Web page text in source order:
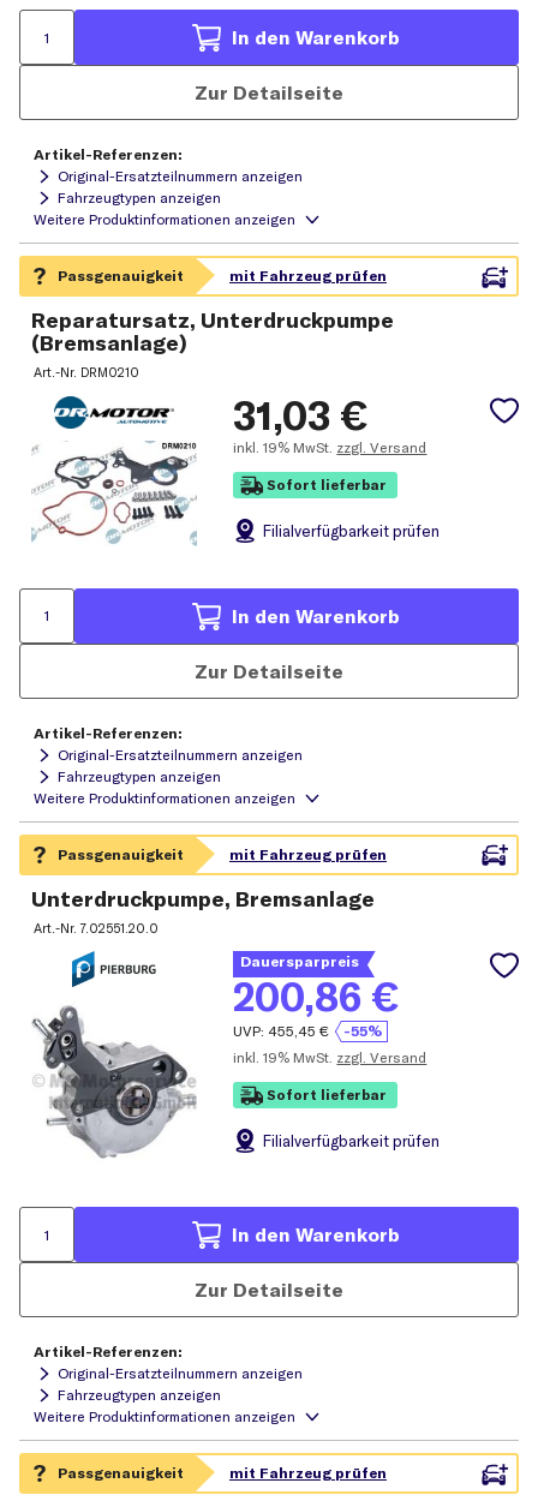
In den Warenkorb
Zur Detailseite
Artikel-Referenzen:
Original-Ersatzteilnummern anzeigen
Fahrzeugtypen anzeigen
Reparatursatz, Unterdruckpumpe
(Bremsanlage)
Art.-Nr. DRM0210
31,03 €
inkl. 19% MwSt. zzgl. Versand
Sofort lieferbar
Filialverfügbarkeit prüfen
In den Warenkorb
Zur Detailseite
Artikel-Referenzen:
Original-Ersatzteilnummern anzeigen
Fahrzeugtypen anzeigen
Unterdruckpumpe, Bremsanlage
Art.-Nr.7.02551.20.0
Dauersparpreis
200,86 €
UVP: 455,45 €
-55%
inkl. 19% MwSt. zzgl. Versand
Sofort lieferbar
Filialverfügbarkeit prüfen
In den Warenkorb
Zur Detailseite
Artikel-Referenzen:
Original-Ersatzteilnummern anzeigen
Fahrzeugtypen anzeigen